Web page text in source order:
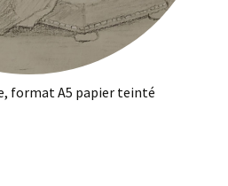
format A5 papier teinté